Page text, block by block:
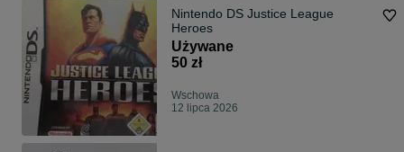
Nintendo DS Justice League
Heroes
Używane
50 zł
Wschowa
12 lipca 2026